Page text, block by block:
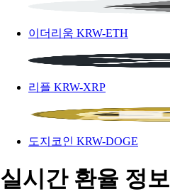
이더리움 KRW-ETH
리플 KRW-XRP
도지코인 KRW-DOGE
실시간 환율 정보